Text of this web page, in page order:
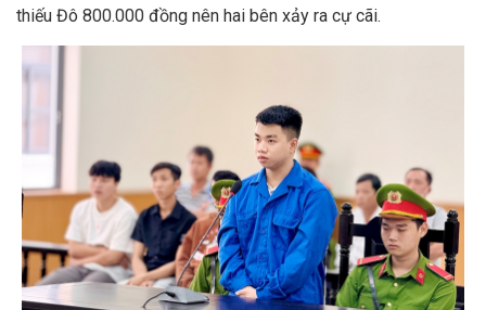
thiếu Đô 800.000 đồng nên hai bên xảy ra cự cãi.